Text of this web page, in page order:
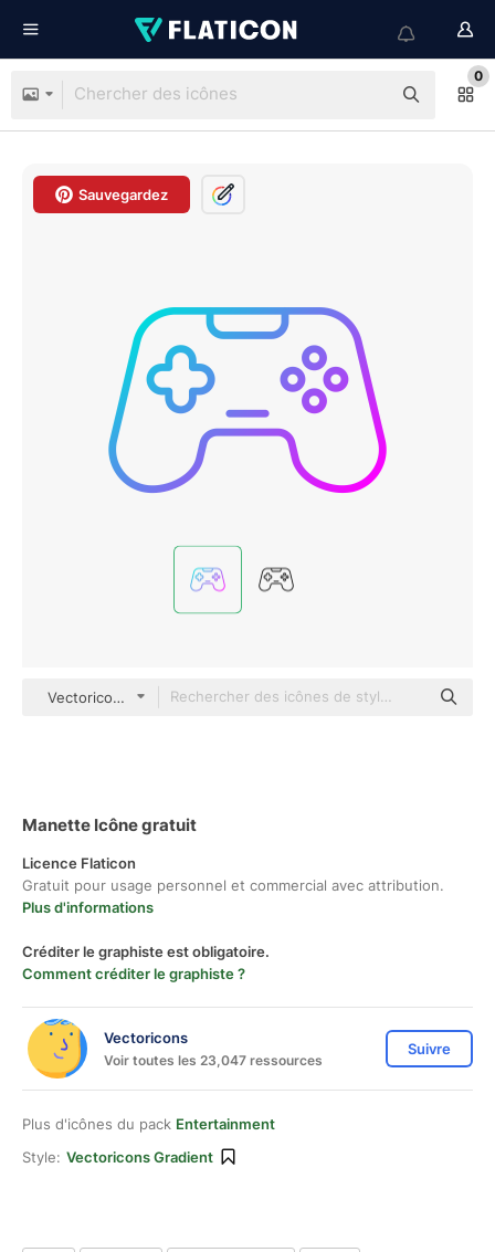
0
Sauvegardez
Vectoricons Gradient
Manette Icône gratuit
Licence Flaticon
Gratuit pour usage personnel et commercial avec attribution.
Plus d'informations
Créditer le graphiste est obligatoire.
Comment créditer le graphiste ?
Vectoricons
Voir toutes les 23,047 ressources
Suivre
Plus d'icônes du pack Entertainment
Style: Vectoricons Gradient